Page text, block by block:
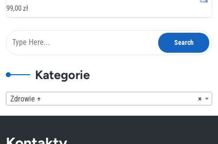
273,00 zł.137,00 zł.
99,00zł
Kategorie
×
Zdrowie +